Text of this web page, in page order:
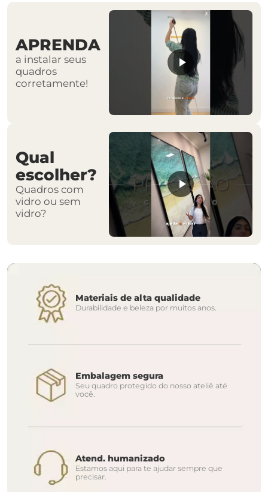
APRENDA
a instalar seus
quadros
corretamente!
Qual
escolher?
Quadros com
vidro ou sem
vidro?
Materiais de alta qualidade
Durabilidade e beleza por muitos anos.
Embalagem segura
Seu quadro protegido do nosso ateliê até
você.
Atend. humanizado
Estamos aqui para te ajudar sempre que
precisar.